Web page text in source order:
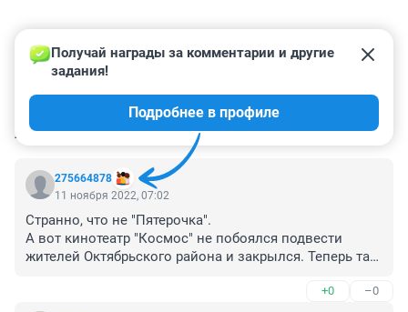
КОММЕНТАРИИ 6
275664878
Получай награды за комментарии и другие
задания!
Подробнее в профиле
11 ноября 2022, 07:02
Странно, что не "Пятерочка".
А вот кинотеатр "Космос" не побоялся подвести
жителей Октябрьского района и закрылся. Теперь там
+0 –0